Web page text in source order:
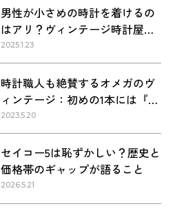
男性が小さめの時計を着けるの
はアリ？ヴィンテージ時計屋が
回答します！
2025.1.23
時計職人も絶賛するオメガのヴ
ィンテージ：初めの1本には『シ
ーマスター』を選ぶべき理由
2023.5.20
セイコー5は恥ずかしい？歴史と
価格帯のギャップが語ること
2026.5.21